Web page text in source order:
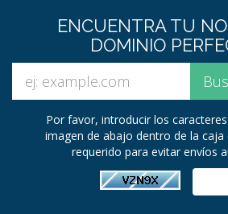
ENCUENTRA TU
DOMINIO
Por favor, introducir los
imagen de abajo dentro de la caja
requerido para evitar envíos